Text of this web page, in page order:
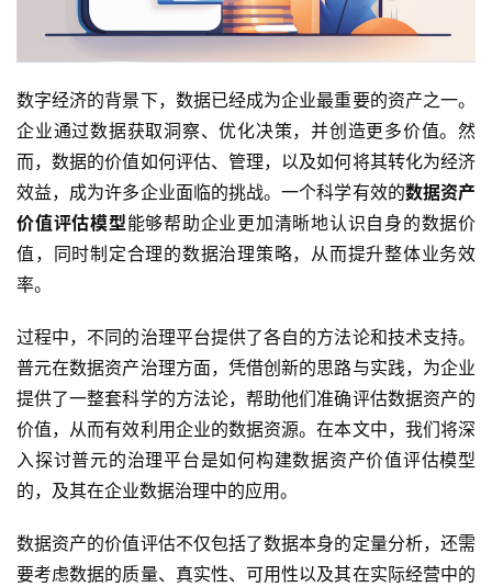
数字经济的背景下，数据已经成为企业最重要的资产之一。
企业通过数据获取洞察、优化决策，并创造更多价值。然
而，数据的价值如何评估、管理，以及如何将其转化为经济
效益，成为许多企业面临的挑战。一个科学有效的数据资产
价值评估模型能够帮助企业更加清晰地认识自身的数据价
值，同时制定合理的数据治理策略，从而提升整体业务效
率。
过程中，不同的治理平台提供了各自的方法论和技术支持。
普元在数据资产治理方面，凭借创新的思路与实践，为企业
提供了一整套科学的方法论，帮助他们准确评估数据资产的
价值，从而有效利用企业的数据资源。在本文中，我们将深
入探讨普元的治理平台是如何构建数据资产价值评估模型
的，及其在企业数据治理中的应用。
数据资产的价值评估不仅包括了数据本身的定量分析，还需
要考虑数据的质量、真实性、可用性以及其在实际经营中的